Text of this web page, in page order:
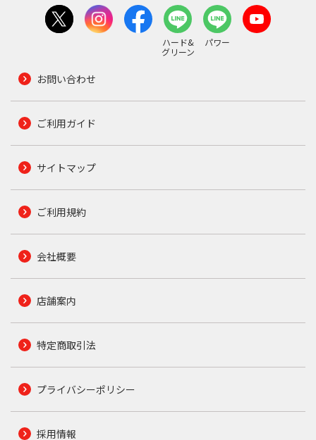
ハード&
グリーン
パワー
お問い合わせ
ご利用ガイド
サイトマップ
ご利用規約
会社概要
店舗案内
特定商取引法
プライバシーポリシー
採用情報